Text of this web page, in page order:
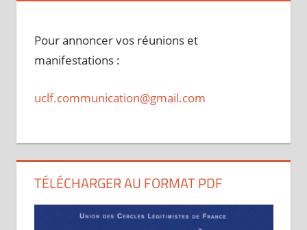
Pour annoncer vos réunions et
manifestations :
uclf.communication@gmail.com
TÉLÉCHARGER AU FORMAT PDF